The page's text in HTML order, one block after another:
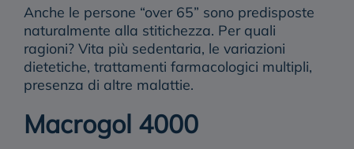
Anche le persone “over 65” sono predisposte
naturalmente alla stitichezza. Per quali
ragioni? Vita più sedentaria, le variazioni
dietetiche, trattamenti farmacologici multipli,
presenza di altre malattie.
Macrogol 4000